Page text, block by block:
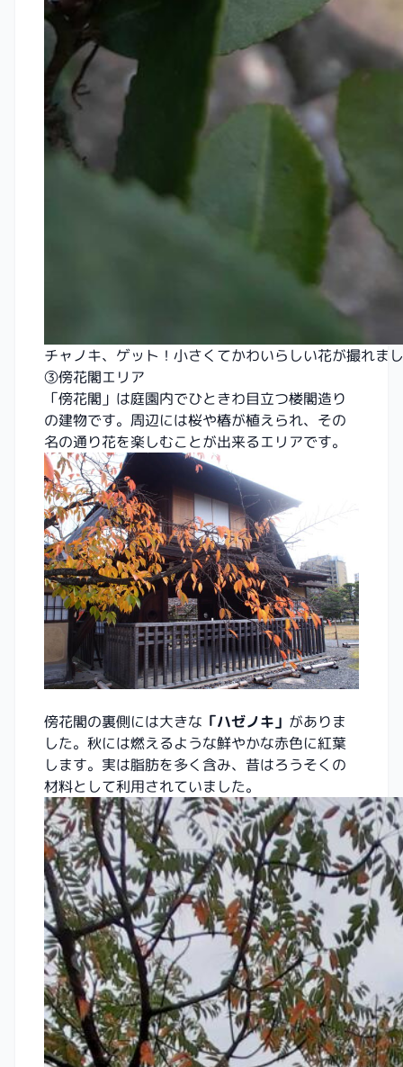
チャノキ、ゲット！小さくてかわいらしい花が撮れま
③傍花閣エリア
「傍花閣」は庭園内でひときわ目立つ楼閣造り
の建物です。周辺には桜や椿が植えられ、その
名の通り花を楽しむことが出来るエリアです。
傍花閣の裏側には大きな 「ハゼノキ」 がありま
した。秋には燃えるような鮮やかな赤色に紅葉
します。実は脂肪を多く含み、昔はろうそくの
材料として利用されていました。